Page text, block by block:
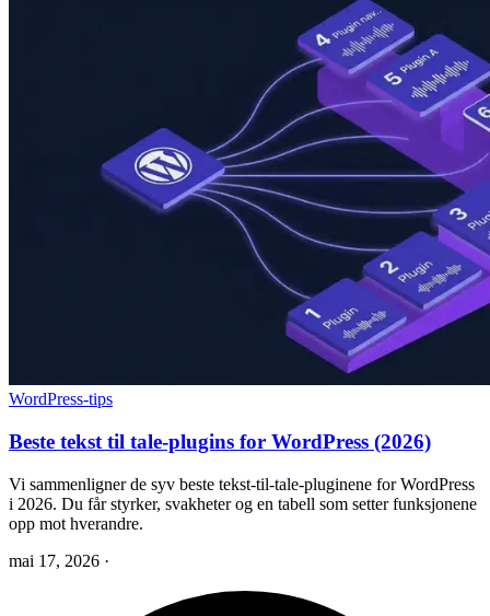
WordPress-tips
Beste tekst til tale-plugins for WordPress (2026)
Vi sammenligner de syv beste tekst-til-tale-pluginene for WordPress
i 2026. Du får styrker, svakheter og en tabell som setter funksjonene
opp mot hverandre.
mai 17, 2026 ·